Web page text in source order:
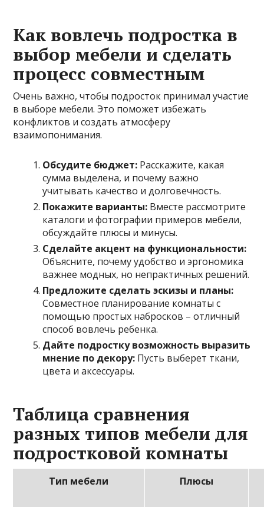
Как вовлечь подростка в
выбор мебели и сделать
процесс совместным
Очень важно, чтобы подросток принимал участие
в выборе мебели. Это поможет избежать
конфликтов и создать атмосферу
взаимопонимания.
Обсудите бюджет: Расскажите, какая
сумма выделена, и почему важно
учитывать качество и долговечность.
Покажите варианты: Вместе рассмотрите
каталоги и фотографии примеров мебели,
обсуждайте плюсы и минусы.
Сделайте акцент на функциональности:
Объясните, почему удобство и эргономика
важнее модных, но непрактичных решений.
Предложите сделать эскизы и планы:
Совместное планирование комнаты с
помощью простых набросков – отличный
способ вовлечь ребенка.
Дайте подростку возможность выразить
мнение по декору: Пусть выберет ткани,
цвета и аксессуары.
Таблица сравнения
разных типов мебели для
подростковой комнаты
Тип мебели Плюсы